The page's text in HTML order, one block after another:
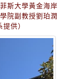
斯大學黃金海岸
院副教授劉珀潤
供）